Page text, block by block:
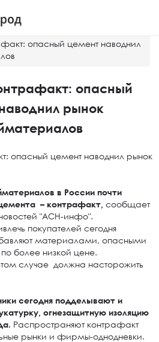
опасный цемент наводнил
опасный
рынок
в России почти
– контрафакт, сообщает
новостей "АСН-инфо".
покупателей сегодня
материалами, опасными
более низкой цене.
случае должна насторожить
сегодня подделывают и
огнезащитную изоляцию
Распространяют контрафакт
рынки и фирмы-однодневки.